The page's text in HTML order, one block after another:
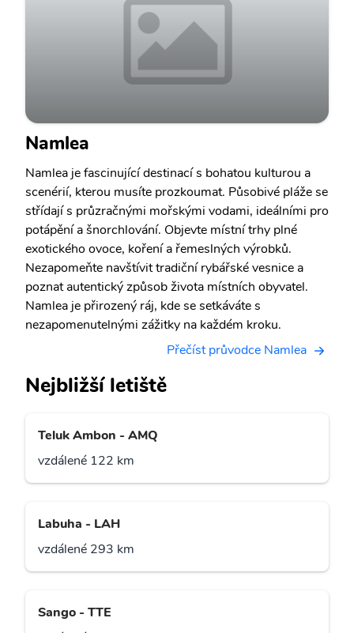
Namlea
Namlea je fascinující destinací s bohatou kulturou a
scenérií, kterou musíte prozkoumat. Působivé pláže se
střídají s průzračnými mořskými vodami, ideálními pro
potápění a šnorchlování. Objevte místní trhy plné
exotického ovoce, koření a řemeslných výrobků.
Nezapomeňte navštívit tradiční rybářské vesnice a
poznat autentický způsob života místních obyvatel.
Namlea je přirozený ráj, kde se setkáváte s
nezapomenutelnými zážitky na každém kroku.
Přečíst průvodce Namlea
Nejbližší letiště
Teluk Ambon - AMQ
vzdálené 122 km
Labuha - LAH
vzdálené 293 km
Sango - TTE